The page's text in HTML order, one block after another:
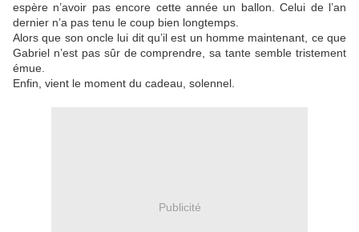
espère n’avoir pas encore cette année un ballon. Celui de l’an
dernier n’a pas tenu le coup bien longtemps.
Alors que son oncle lui dit qu’il est un homme maintenant, ce que
Gabriel n’est pas sûr de comprendre, sa tante semble tristement
émue.
Enfin, vient le moment du cadeau, solennel.
Publicité